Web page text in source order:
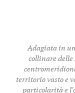
Adagiata in
collinare
territorio vasto e
particolarità e